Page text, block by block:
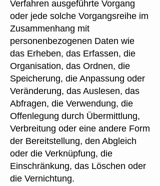
Verfahren ausgeführte Vorgang
oder jede solche Vorgangsreihe im
Zusammenhang mit
personenbezogenen Daten wie
das Erheben, das Erfassen, die
Organisation, das Ordnen, die
Speicherung, die Anpassung oder
Veränderung, das Auslesen, das
Abfragen, die Verwendung, die
Offenlegung durch Übermittlung,
Verbreitung oder eine andere Form
der Bereitstellung, den Abgleich
oder die Verknüpfung, die
Einschränkung, das Löschen oder
die Vernichtung.